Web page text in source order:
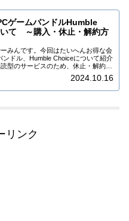
ゲームバンドルHumble
て ～購入・休止・解約方
みんです。今回はたいへんお得な会
ンドル、Humble Choiceについて紹介
型のサービスのため、休止・解約を
動的にバンドルが届く仕組みになって
時休止・解約の方法も...2024.10.16
リンク